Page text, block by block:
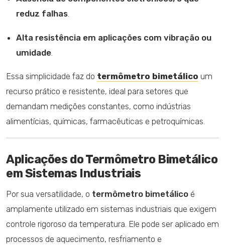
reduz falhas.
Alta resistência em aplicações com vibração ou
umidade
Essa simplicidade faz do termômetro bimetálico um
recurso prático e resistente, ideal para setores que
demandam medições constantes, como indústrias
alimentícias, químicas, farmacêuticas e petroquímicas.
Aplicações do Termômetro Bimetálico
em Sistemas Industriais
Por sua versatilidade, o termômetro bimetálico é
amplamente utilizado em sistemas industriais que exigem
controle rigoroso da temperatura. Ele pode ser aplicado em
processos de aquecimento, resfriamento e